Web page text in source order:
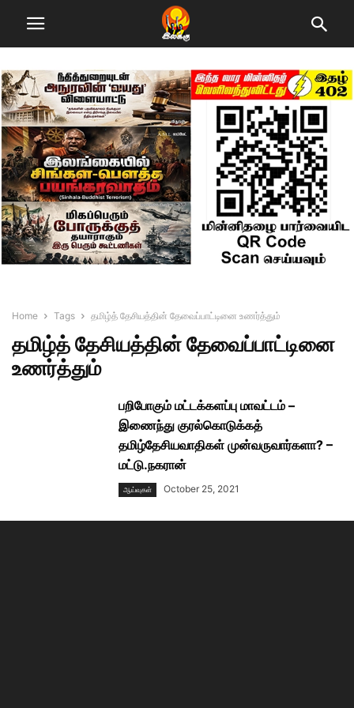
Home Tags தமிழ்த் தேசியத்தின் தேவைப்பாட்டினை உணர்த்தும்
தமிழ்த் தேசியத்தின் தேவைப்பாட்டினை
உணர்த்தும்
பறிபோகும் மட்டக்களப்பு மாவட்டம் –
இணைந்து குரல்கொடுக்கத்
தமிழ்தேசியவாதிகள் முன்வருவார்களா? –
மட்டு.நகரான்
ஆய்வுகள் October 25, 2021